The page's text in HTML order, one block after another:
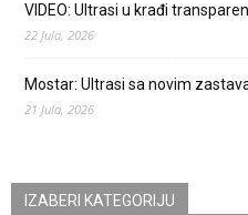
VIDEO: Ultrasi u krađi
22 Jula, 2026
Mostar: Ultrasi sa novim
21 Jula, 2026
IZABERI KATEGORIJU